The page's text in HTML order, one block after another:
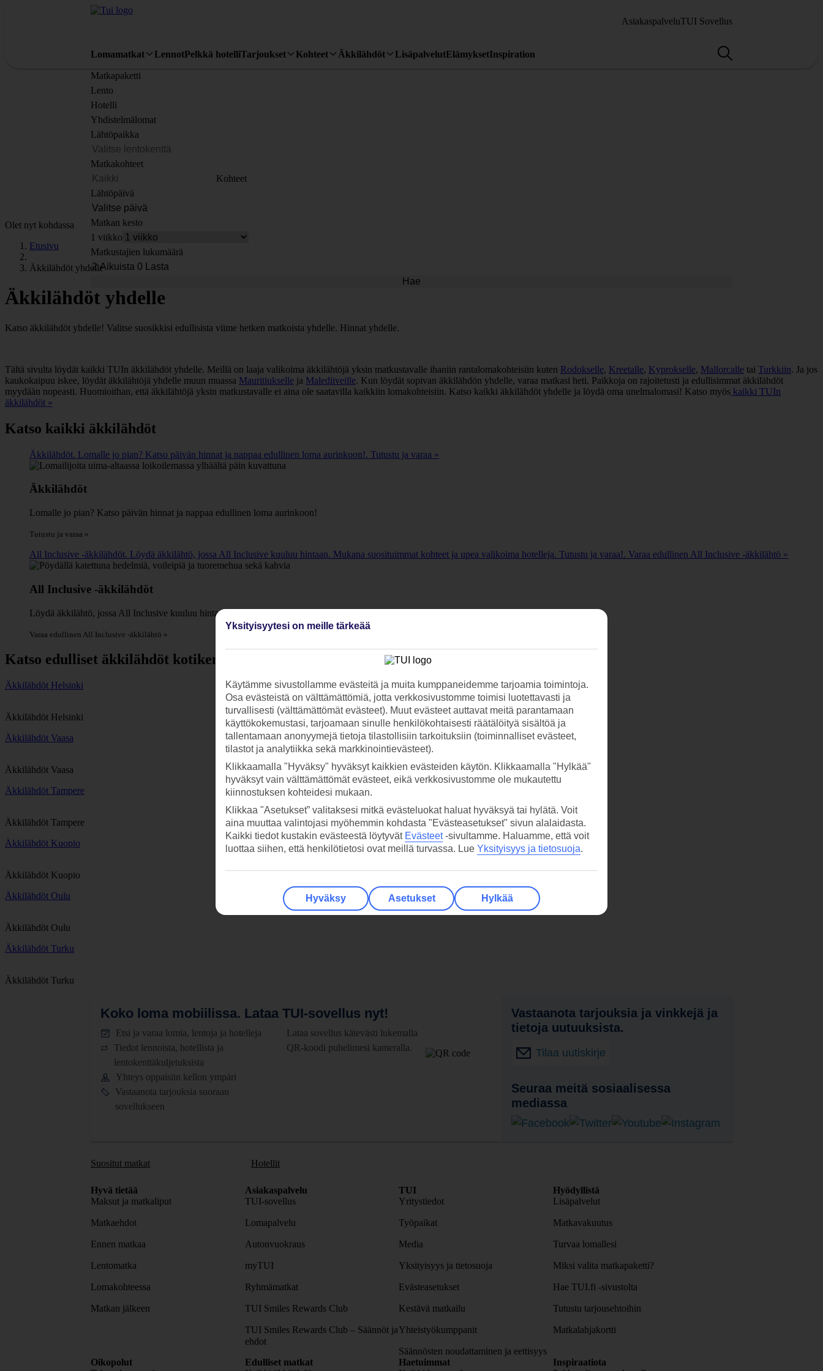
AsiakaspalveluTUI Sovellus
Lomamatkat LennotPelkkä hotelliTarjoukset Kohteet Äkkilähdöt LisäpalvelutElämyksetInspiration
Matkapaketti
Lento
Hotelli
Yhdistelmälomat
Lähtöpaikka
Matkakohteet
Kohteet
Lähtöpäivä
Matkan kesto
1 viikko
Matkustajien lukumäärä
Hae
Olet nyt kohdassa
Etusivu
Äkkilähdöt yhdelle
Äkkilähdöt yhdelle
Katso äkkilähdöt yhdelle! Valitse suosikkisi edullisista viime hetken matkoista yhdelle. Hinnat yhdelle.
Tältä sivulta löydät kaikki TUIn äkkilähdöt yhdelle. Meillä on laaja valikoima äkkilähtöjä yksin matkustavalle ihaniin rantalomakohteisiin kuten Rodokselle, Kreetalle, Kyprokselle, Mallorcalle tai Turkkiin. Ja jos
kaukokaipuu iskee, löydät äkkilähtöjä yhdelle muun muassa Mauritiukselle ja Malediiveille. Kun löydät sopivan äkkilähdön yhdelle, varaa matkasi heti. Paikkoja on rajoitetusti ja edullisimmat äkkilähdöt
myydään nopeasti. Huomioithan, että äkkilähtöjä yksin matkustavalle ei aina ole saatavilla kaikkiin lomakohteisiin. Katso kaikki äkkilähdöt yhdelle ja löydä oma unelmalomasi! Katso myös kaikki TUIn
äkkilähdöt »
Katso kaikki äkkilähdöt
Äkkilähdöt. Lomalle jo pian? Katso päivän hinnat ja nappaa edullinen loma aurinkoon!. Tutustu ja varaa »
Äkkilähdöt
Lomalle jo pian? Katso päivän hinnat ja nappaa edullinen loma aurinkoon!
Tutustu ja varaa »
All Inclusive -äkkilähdöt. Löydä äkkilähtö, jossa All Inclusive kuuluu hintaan. Mukana suosituimmat kohteet ja upea valikoima hotelleja. Tutustu ja varaa!. Varaa edullinen All Inclusive -äkkilähtö »
All Inclusive -äkkilähdöt
Löydä äkkilähtö, jossa All Inclusive kuuluu hintaan. Mukana suosituimmat kohteet ja upea valikoima hotelleja. Tutustu ja varaa!
Varaa edullinen All Inclusive -äkkilähtö »
Katso edulliset äkkilähdöt kotikentältäsi
Äkkilähdöt Helsinki
Äkkilähdöt Helsinki
Äkkilähdöt Vaasa
Äkkilähdöt Vaasa
Äkkilähdöt Tampere
Äkkilähdöt Tampere
Äkkilähdöt Kuopio
Äkkilähdöt Kuopio
Äkkilähdöt Oulu
Äkkilähdöt Oulu
Äkkilähdöt Turku
Äkkilähdöt Turku
Koko loma mobiilissa. Lataa TUI-sovellus nyt!
Etsi ja varaa lomia, lentoja ja hotelleja
Tiedot lennoista, hotellista ja
lentokenttäkuljetuksista
Yhteys oppaisiin kellon ympäri
Vastaanota tarjouksia suoraan
sovellukseen
Lataa sovellus kätevästi lukemalla
QR-koodi puhelimesi kameralla.
Vastaanota tarjouksia ja vinkkejä ja
tietoja uutuuksista.
Tilaa uutiskirje
Seuraa meitä sosiaalisessa
mediassa
Suositut matkat Hotellit
Hyvä tietää
Maksut ja matkaliput
Matkaehdot
Ennen matkaa
Lentomatka
Lomakohteessa
Matkan jälkeen
Asiakaspalvelu
TUI-sovellus
Lomapalvelu
Autonvuokraus
myTUI
Ryhmämatkat
TUI Smiles Rewards Club
TUI Smiles Rewards Club – Säännöt ja
ehdot
TUI
Yritystiedot
Työpaikat
Media
Yksityisyys ja tietosuoja
Evästeasetukset
Kestävä matkailu
Yhteistyökumppanit
Säännösten noudattaminen ja eettisyys
Hyödyllistä
Lisäpalvelut
Matkavakuutus
Turvaa lomallesi
Miksi valita matkapaketti?
Hae TUI.fi -sivustolta
Tutustu tarjousehtoihin
Matkalahjakortti
Oikopolut
Edulliset matkat
Haetuimmat
Inspiraatiota
Yksityisyytesi on meille tärkeää
Käytämme sivustollamme evästeitä ja muita kumppaneidemme tarjoamia toimintoja.
Osa evästeistä on välttämättömiä, jotta verkkosivustomme toimisi luotettavasti ja
turvallisesti (välttämättömät evästeet). Muut evästeet auttavat meitä parantamaan
käyttökokemustasi, tarjoamaan sinulle henkilökohtaisesti räätälöityä sisältöä ja
tallentamaan anonyymejä tietoja tilastollisiin tarkoituksiin (toiminnalliset evästeet,
tilastot ja analytiikka sekä markkinointievästeet).
Klikkaamalla "Hyväksy" hyväksyt kaikkien evästeiden käytön. Klikkaamalla "Hylkää"
hyväksyt vain välttämättömät evästeet, eikä verkkosivustomme ole mukautettu
kiinnostuksen kohteidesi mukaan.
Klikkaa "Asetukset” valitaksesi mitkä evästeluokat haluat hyväksyä tai hylätä. Voit
aina muuttaa valintojasi myöhemmin kohdasta "Evästeasetukset" sivun alalaidasta.
Kaikki tiedot kustakin evästeestä löytyvät Evästeet-sivultamme. Haluamme, että voit
luottaa siihen, että henkilötietosi ovat meillä turvassa. Lue Yksityisyys ja tietosuoja.
Hyväksy Asetukset Hylkää